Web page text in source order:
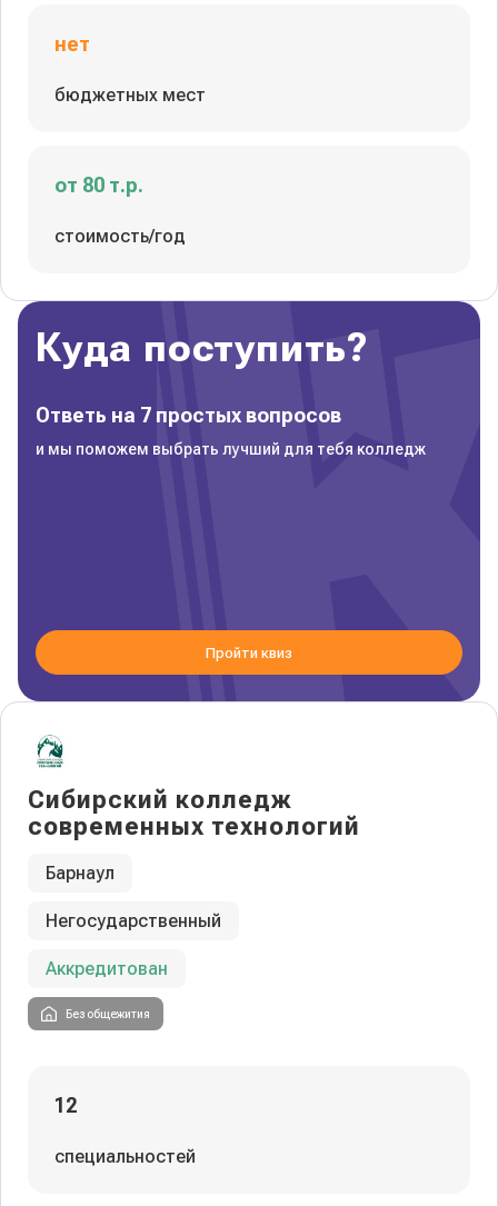
нет
бюджетных мест
от 80 т.р.
стоимость/год
Сибирский колледж
современных технологий
Барнаул
Негосударственный
Аккредитован
Без общежития
12
специальностей
Куда поступить?
Ответь на 7 простых вопросов
и мы поможем выбрать лучший для тебя колледж
Пройти квиз